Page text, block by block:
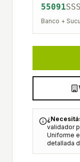
55091
Banco +
validador
Uniforme
detallada